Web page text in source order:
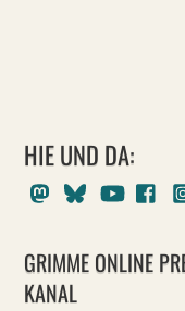
HIE UND DA:
MastodonBluesky
GRIMME ONLINE
KANAL